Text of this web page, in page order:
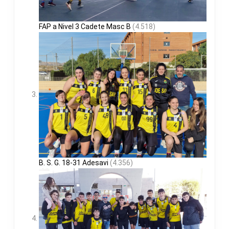
FAP a Nivel 3 Cadete Masc B (4.518)
B. S. G. 18-31 Adesavi (4.356)